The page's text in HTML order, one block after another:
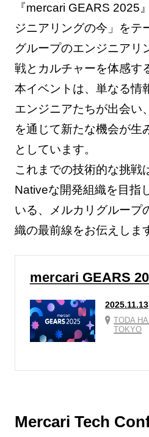
『mercari GEARS 2025
ジニアリングの今」をテ
グループのエンジニアリ
戦とカルチャーを体感す
本イベントは、単なる情
エンジニアたちが出会い
を通じて新たな機会が生
としています。
これまでの技術的な挑戦
Nativeな開発組織を目指
いる、メルカリグループ
織の最前線をお伝えしま
mercari GEARS
2025.11.13
TODA
TOKYO
Mercari Tech